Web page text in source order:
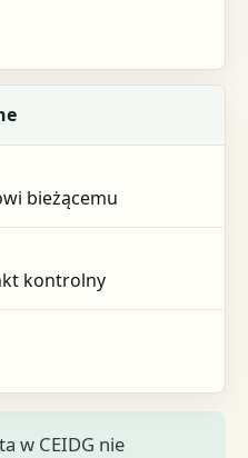
bieżącemu
kontrolny
w CEIDG nie